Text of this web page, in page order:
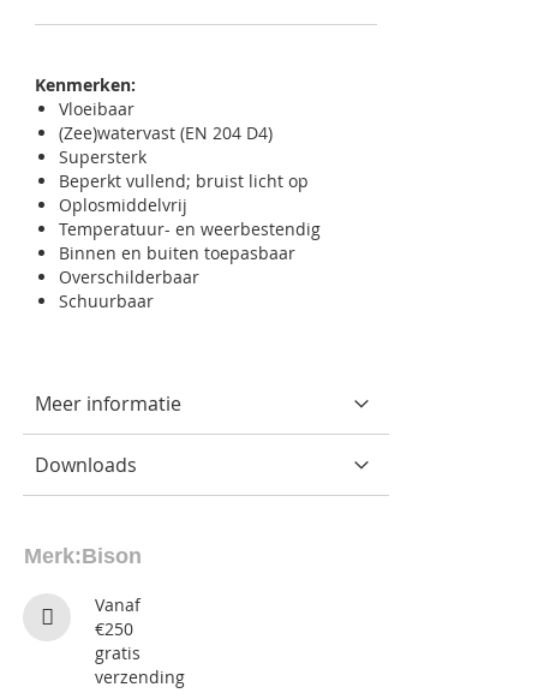
Merk:Bison
Vanaf
€250
gratis
verzending
Kenmerken:
Vloeibaar
(Zee)watervast (EN 204 D4)
Supersterk
Beperkt vullend; bruist licht op
Oplosmiddelvrij
Temperatuur- en weerbestendig
Binnen en buiten toepasbaar
Overschilderbaar
Schuurbaar
Meer informatie
Downloads